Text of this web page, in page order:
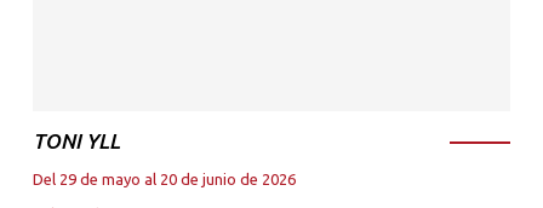
TONI YLL
Del 29 de mayo al 20 de junio de 2026